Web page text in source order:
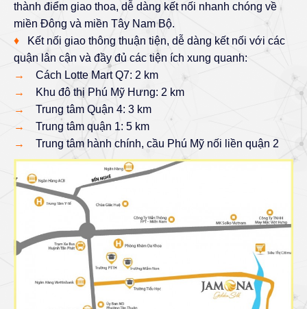
thành điểm giao thoa, dễ dàng kết nối nhanh chóng về
miền Đông và miền Tây Nam Bộ.
♦ Kết nối giao thông thuận tiện, dễ dàng kết nối với các
quận lân cận và đầy đủ các tiện ích xung quanh:
→
Cách Lotte Mart Q7: 2 km
→
Khu đô thị Phú Mỹ Hưng: 2 km
→
Trung tâm Quận 4: 3 km
→
Trung tâm quận 1: 5 km
→
Trung tâm hành chính, cầu Phú Mỹ nối liền quận 2